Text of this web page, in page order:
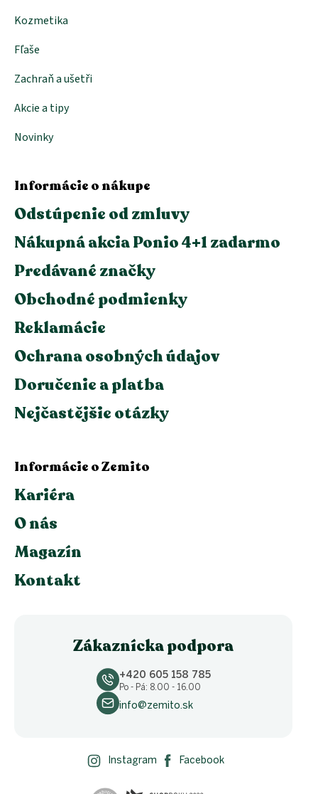
Kozmetika
Fľaše
Zachraň a ušetři
Akcie a tipy
Novinky
Informácie o nákupe
Odstúpenie od zmluvy
Nákupná akcia Ponio 4+1 zadarmo
Predávané značky
Obchodné podmienky
Reklamácie
Ochrana osobných údajov
Doručenie a platba
Nejčastějšie otázky
Informácie o Zemito
Kariéra
O nás
Magazín
Kontakt
Zákaznícka podpora
+420 605 158 785
Po - Pá: 8.00 - 16.00
info@zemito.sk
Instagram Facebook